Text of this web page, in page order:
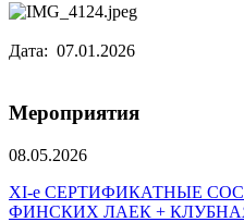
Дата: 07.01.2026
Мероприятия
08.05.2026
ХI-е СЕРТИФИКАТНЫЕ
ФИНСКИХ ЛАЕК +